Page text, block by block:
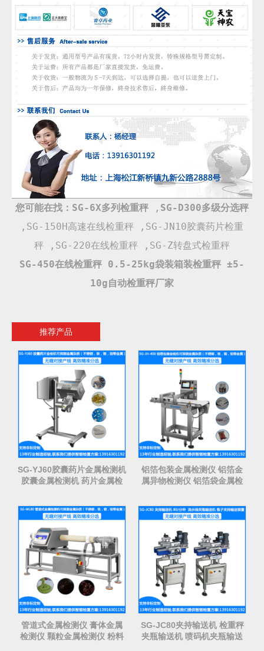
您可能在找： SG-6X多列检重秤 , SG-D300多级分选秤
, SG-150H高速在线检重秤 , SG-JN10胶囊药片检重
秤 , SG-220在线检重秤 , SG-Z转盘式检重秤
SG-450在线检重秤 0.5-25kg袋装箱装检重秤 ±5-
10g自动检重秤厂家
推荐产品
SG-YJ60胶囊药片金属检测机
胶囊金属检测机 药片金属检
铝箔包装金属检测仪 铝箔金
属异物检测仪 铝箔袋金属检
管道式金属检测仪 膏体金属
检测仪 颗粒金属检测仪 粉料
SG-JC80夹持输送机 检重秤
夹瓶输送机 喷码机夹瓶输送